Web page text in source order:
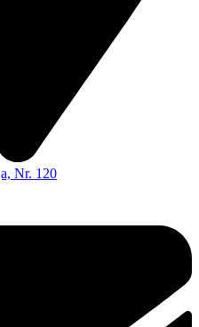
Nr. 120